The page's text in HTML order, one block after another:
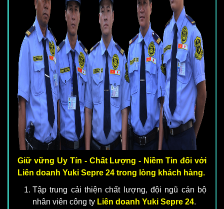
Giữ vững Uy Tín - Chất Lượng - Niềm Tin đối với
Liên doanh Yuki Sepre 24 trong lòng khách hàng.
Tập trung cải thiện chất lượng, đội ngũ cán bộ
nhân viên công ty Liên doanh Yuki Sepre 24.